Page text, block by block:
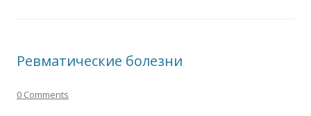
Ревматические болезни
0 Comments